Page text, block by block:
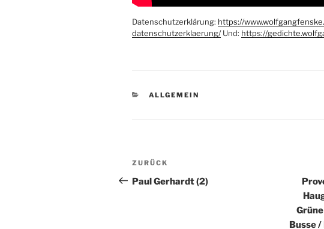
Datenschutzerklärung: https://
datenschutzerklaerung/Und: https://
KATEGORIEN
ALLGEMEIN
Beitragsnavigation
Vorheriger
Beitrag
ZURÜCK
Paul Gerhardt (2)
Busse